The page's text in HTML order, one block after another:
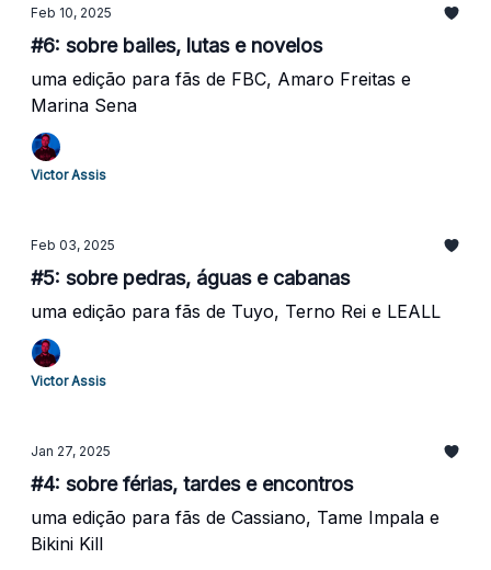
Feb 10, 2025
#6: sobre bailes, lutas e novelos
uma edição para fãs de FBC, Amaro Freitas e
Marina Sena
Victor Assis
Feb 03, 2025
#5: sobre pedras, águas e cabanas
uma edição para fãs de Tuyo, Terno Rei e LEALL
Victor Assis
Jan 27, 2025
#4: sobre férias, tardes e encontros
uma edição para fãs de Cassiano, Tame Impala e
Bikini Kill